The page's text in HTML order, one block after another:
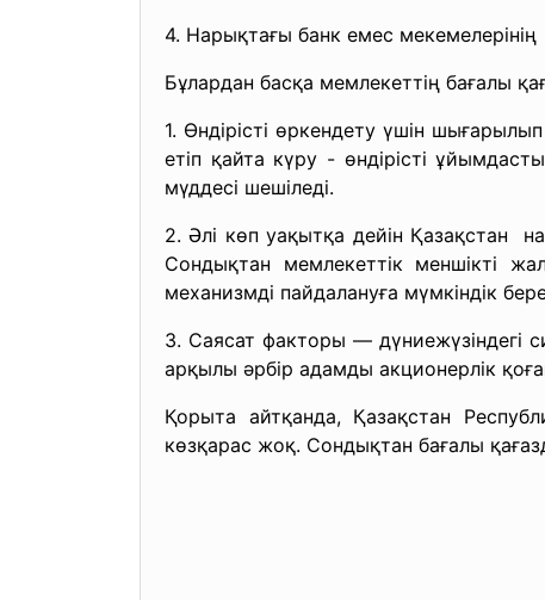
4. Нарықтағы банк емес мекемелерінің
Бұлардан басқа мемлекеттің бағалы
1. Өндірісті өркендету үшін шығарылып
етіп қайта күру - өндірісті
мүддесі шешіледі.
2. Әлі көп уақытқа дейін Қазақстан
Сондықтан мемлекеттік меншікті
механизмді пайдалануға мүмкіндік
3. Саясат факторы — дүниежүзіндегі
арқылы әрбір адамды акционерлік
Қорыта айтқанда, Қазақстан
көзқарас жоқ. Сондықтан бағалы